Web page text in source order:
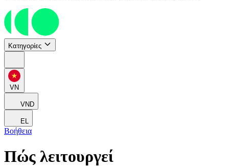
Κατηγορίες
VN
VND
EL
Βοήθεια
Πώς λειτουργεί